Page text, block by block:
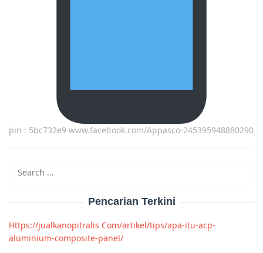
pin : 5bc732e9 www.facebook.com/Appasco-245395948880290
Pencarian Terkini
Https://jualkanopitralis Com/artikel/tips/apa-itu-acp-
aluminium-composite-panel/